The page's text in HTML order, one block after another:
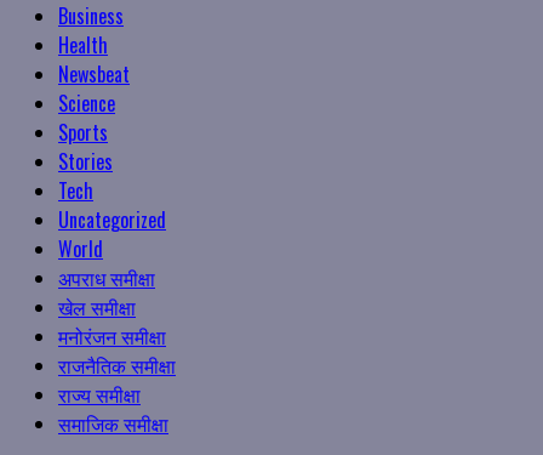
Business
Health
Newsbeat
Science
Sports
Stories
Tech
Uncategorized
World
अपराध समीक्षा
खेल समीक्षा
मनोरंजन समीक्षा
राजनैतिक समीक्षा
राज्य समीक्षा
समाजिक समीक्षा